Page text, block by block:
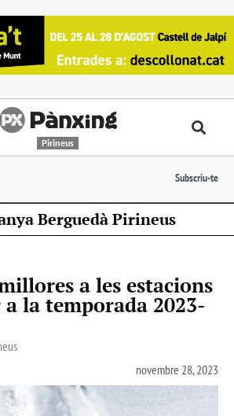
Pirineus
Subscriu-te
Berguedà Pirineus
a les estacions
a la temporada 2023-
novembre 28, 2023